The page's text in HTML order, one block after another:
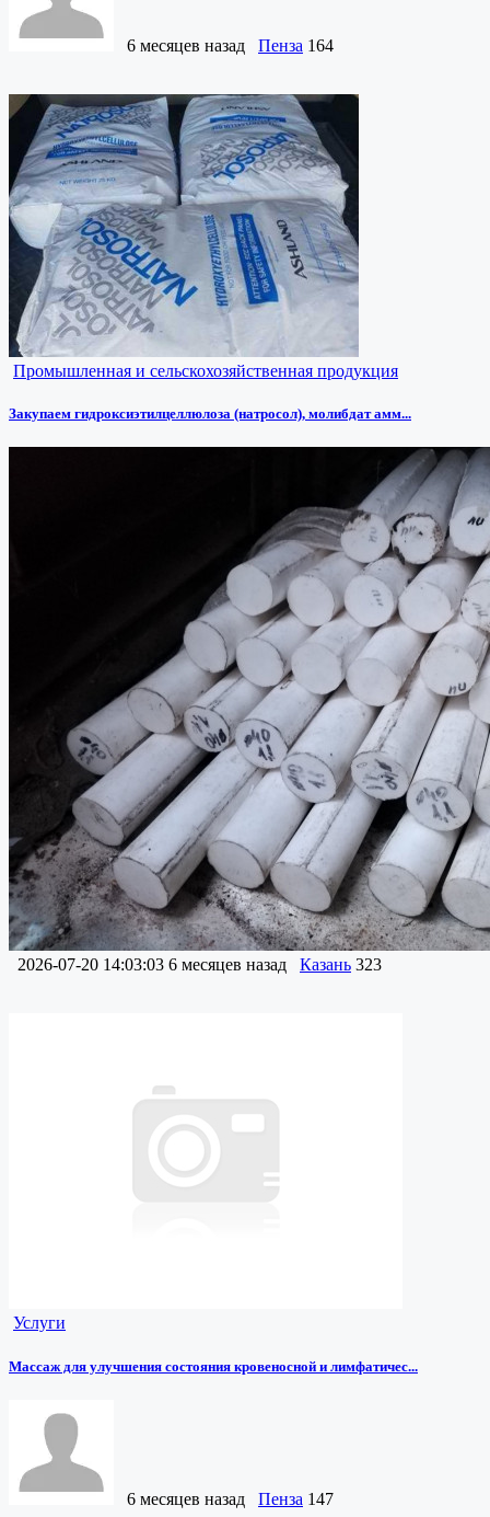
6 месяцев назад Пенза 164
Промышленная и сельскохозяйственная продукция
Закупаем гидроксиэтилцеллюлоза (натросол), молибдат амм...
2026-07-20 14:03:03 6 месяцев назад Казань 323
Услуги
Массаж для улучшения состояния кровеносной и лимфатичес...
6 месяцев назад Пенза 147